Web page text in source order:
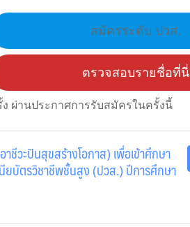
สมัครระดับ ปวส.
ตรวจสอบรายชื่อที่นี่
ผ่านประกาศการรับสมัครในครั้งนี้
วะปันสุขสร้างโอกาส) เพื่อเข้าศึกษา
ยบัตรวิชาชีพชั้นสูง (ปวส.) ปีการศึกษา